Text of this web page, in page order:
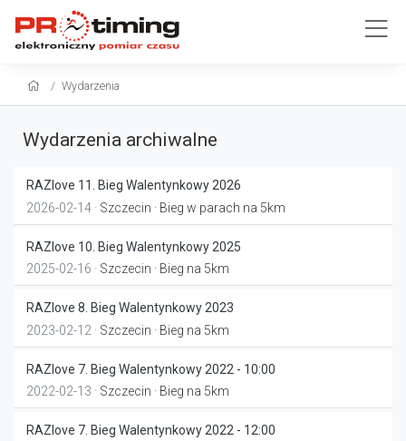
Wydarzenia
Wydarzenia archiwalne
RAZlove 11. Bieg Walentynkowy 2026
2026-02-14 · Szczecin · Bieg w parach na 5km
RAZlove 10. Bieg Walentynkowy 2025
2025-02-16 · Szczecin · Bieg na 5km
RAZlove 8. Bieg Walentynkowy 2023
2023-02-12 · Szczecin · Bieg na 5km
RAZlove 7. Bieg Walentynkowy 2022 - 10:00
2022-02-13 · Szczecin · Bieg na 5km
RAZlove 7. Bieg Walentynkowy 2022 - 12:00